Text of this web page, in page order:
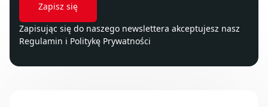
Zapisując się do naszego newslettera akceptujesz nasz
Regulamin i Politykę Prywatności